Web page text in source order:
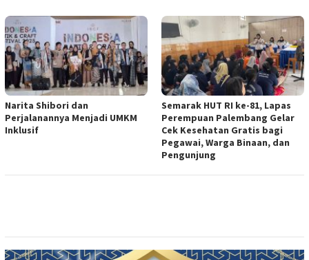
Narita Shibori dan
Perjalanannya Menjadi UMKM
Inklusif
Semarak HUT RI ke-81, Lapas
Perempuan Palembang Gelar
Cek Kesehatan Gratis bagi
Pegawai, Warga Binaan, dan
Pengunjung